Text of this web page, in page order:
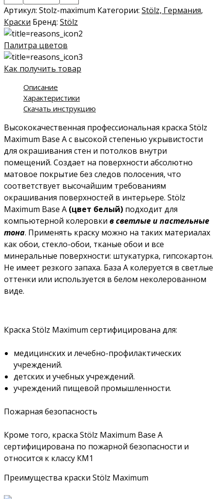
Stölz
Maximum
Артикул: Stolz-maximum Категории: Stölz, Германия,
Краски Бренд: Stölz
Палитра цветов
Как получить товар
Описание
Характеристики
Скачать инструкцию
Высококачественная профессиональная краска Stölz
Maximum Base A с высокой степенью укрывистости
для окрашивания стен и потолков внутри
помещений. Создает на поверхности абсолютно
матовое покрытие без следов полосения, что
соответствует высочайшим требованиям
окрашивания поверхностей в интерьере. Stölz
Maximum Base A (цвет белый) подходит для
компьютерной колеровки в светлые и пастельные
тона. Применять краску можно на таких материалах
как обои, стекло-обои, тканые обои и все
минеральные поверхности: штукатурка, гипсокартон.
Не имеет резкого запаха. База А колеруется в светлые
оттенки или используется в белом неколерованном
виде.
Краска Stölz Maximum сертифицирована для:
медицинских и лечебно-профилактических
учреждений.
детских и учебных учреждений.
учреждений пищевой промышленности.
Пожарная безопасность
Кроме того, краска Stölz Maximum Base A
сертифицирована по пожарной безопасности и
относится к классу КМ1
Преимущества краски Stölz Maximum